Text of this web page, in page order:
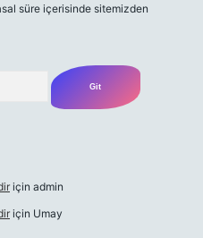
süre içerisinde sitemizden
için admin
için Umay